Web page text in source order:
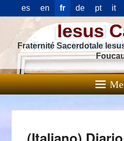
es en fr de pt it
Iesus
Fraternité Sacerdotale